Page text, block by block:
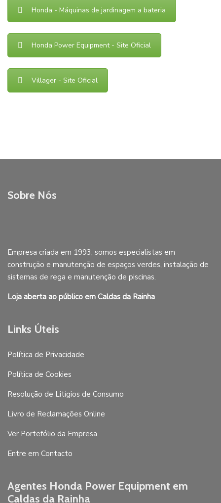
Honda - Máquinas de jardinagem a bateria
Honda Power Equipment - Site Oficial
Villager - Site Oficial
Sobre Nós
Empresa criada em 1993, somos especialistas em
construção e manutenção de espaços verdes, instalação de
sistemas de rega e manutenção de piscinas.
Loja aberta ao público em Caldas da Rainha
Links Úteis
Política de Privacidade
Política de Cookies
Resolução de Litígios de Consumo
Livro de Reclamações Online
Ver Portefólio da Empresa
Entre em Contacto
Agentes Honda Power Equipment em
Caldas da Rainha